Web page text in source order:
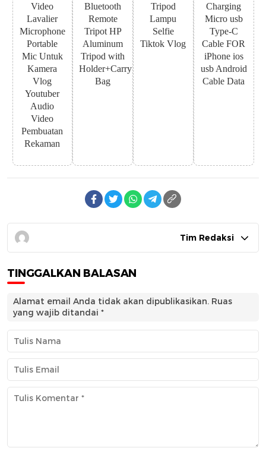
Video
Lavalier
Microphone
Portable
Mic Untuk
Kamera
Vlog
Youtuber
Audio
Video
Pembuatan
Rekaman
Bluetooth
Remote
Tripot HP
Aluminum
Tripod with
Holder+Carry
Bag
Tripod
Lampu
Selfie
Tiktok Vlog
Charging
Micro usb
Type-C
Cable FOR
iPhone ios
usb Android
Cable Data
Tim Redaksi
TINGGALKAN BALASAN
Alamat email Anda tidak akan dipublikasikan. Ruas
yang wajib ditandai *